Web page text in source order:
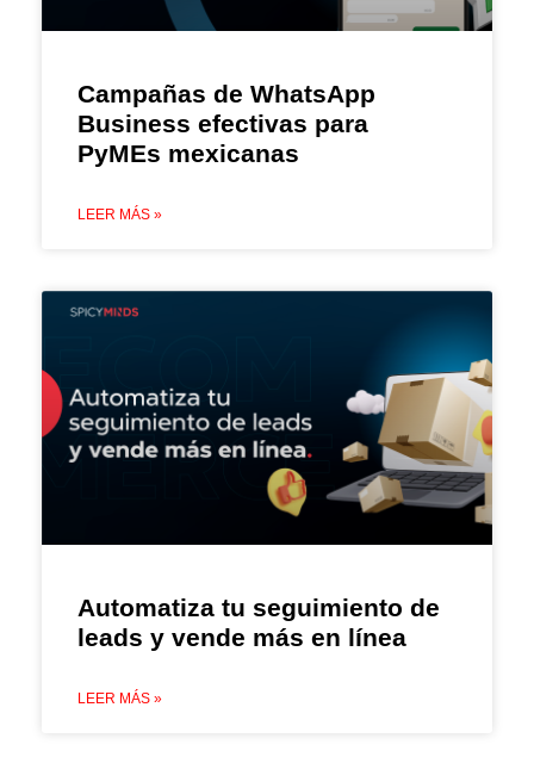
Campañas de WhatsApp
Business efectivas para
PyMEs mexicanas
LEER MÁS »
Automatiza tu seguimiento de
leads y vende más en línea
LEER MÁS »